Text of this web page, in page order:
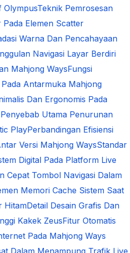
OlympusTeknik Pemrosesan
Elemen Scatter
Warna Dan Pencahayaan
Navigasi Layar Berdiri
Mahjong WaysFungsi
Antarmuka Mahjong
Dan Ergonomis Pada
Utama Penurunan
PlayPerbandingan Efisiensi
Versi Mahjong WaysStandar
Digital Pada Platform Live
Cepat Tombol Navigasi Dalam
Memori Cache Sistem Saat
HitamDetail Desain Grafis Dan
Kakek ZeusFitur Otomatis
Pada Mahjong Ways
Dalam Menampung Trafik Live